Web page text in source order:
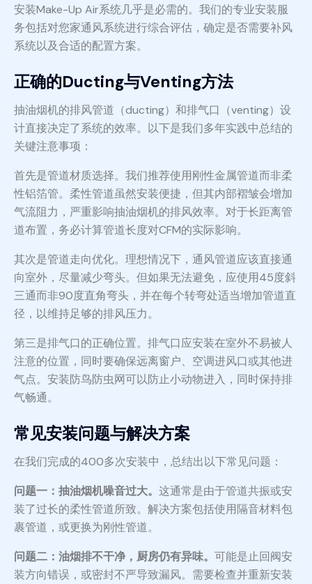
安装Make-Up Air系统几乎是必需的。我们的专业安装服
务包括对您家通风系统进行综合评估，确定是否需要补风
系统以及合适的配置方案。
正确的Ducting与Venting方法
抽油烟机的排风管道（ducting）和排气口（venting）设
计直接决定了系统的效率。以下是我们多年实践中总结的
关键注意事项：
首先是管道材质选择。我们推荐使用刚性金属管道而非柔
性铝箔管。柔性管道虽然安装便捷，但其内部褶皱会增加
气流阻力，严重影响抽油烟机的排风效率。对于长距离管
道布置，务必计算管道长度对CFM的实际影响。
其次是管道走向优化。理想情况下，通风管道应该直接通
向室外，尽量减少弯头。但如果无法避免，应使用45度斜
三通而非90度直角弯头，并在每个转弯处适当增加管道直
径，以维持足够的排风压力。
第三是排气口的正确位置。排气口应安装在室外不易被人
注意的位置，同时要确保远离窗户、空调进风口或其他进
气点。安装防鸟防虫网可以防止小动物进入，同时保持排
气畅通。
常见安装问题与解决方案
在我们完成的400多次安装中，总结出以下常见问题：
问题一：抽油烟机噪音过大。 这通常是由于管道共振或安
装了过长的柔性管道所致。解决方案包括使用隔音材料包
裹管道，或更换为刚性管道。
问题二：油烟排不干净，厨房仍有异味。 可能是止回阀安
装方向错误，或密封不严导致漏风。需要检查并重新安装